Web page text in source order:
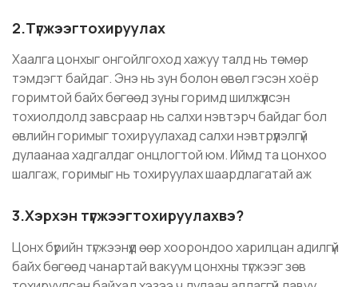
2.Түгжээгтохируулах
Хаалга цонхыг онгойлгоход хажуу талд нь төмөр
тэмдэгт байдаг. Энэ нь зун болон өвөл гэсэн хоёр
горимтой байх бөгөөд зуны горимд шилжүүлсэн
тохиолдолд завсраар нь салхи нэвтэрч байдаг бол
өвлийн горимыг тохируулахад салхи нэвтрүүлэлгүй
дулаанаа хадгалдаг онцлогтой юм. Иймд та цонхоо
шалгаж, горимыг нь тохируулах шаардлагатай аж
3.Хэрхэн түгжээгтохируулахвэ?
Цонх бүрийн түгжээнүүд өөр хоорондоо харилцан адилгүй
байх бөгөөд чанартай вакуум цонхны түгжээг зөв